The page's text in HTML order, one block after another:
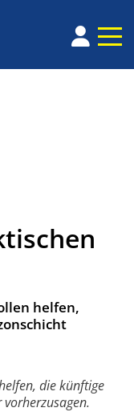
helfen,
die künftige